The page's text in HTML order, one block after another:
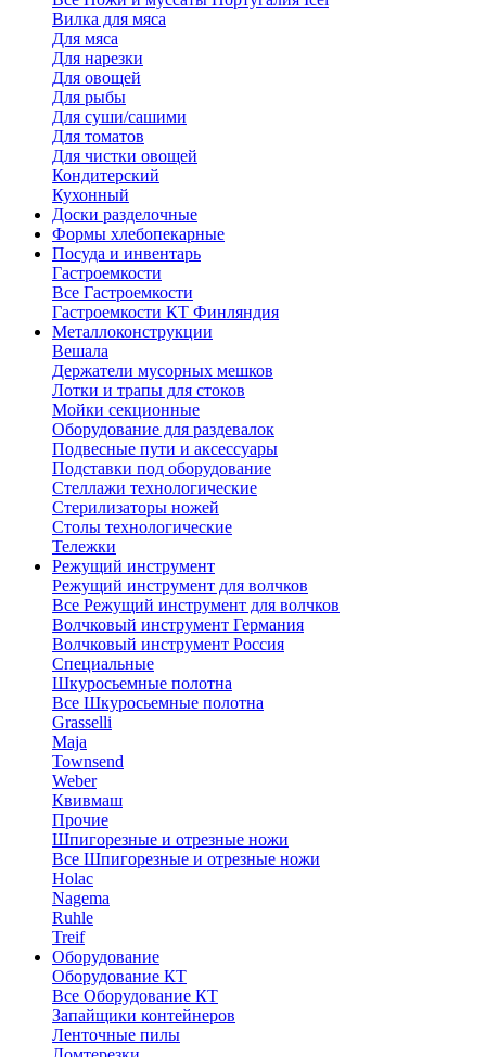
Вилка для мяса
Для мяса
Для нарезки
Для овощей
Для рыбы
Для суши/сашими
Для томатов
Для чистки овощей
Кондитерский
Кухонный
Доски разделочные
Формы хлебопекарные
Посуда и инвентарь
Гастроемкости
Все Гастроемкости
Гастроемкости КТ Финляндия
Металлоконструкции
Вешала
Держатели мусорных мешков
Лотки и трапы для стоков
Мойки секционные
Оборудование для раздевалок
Подвесные пути и аксессуары
Подставки под оборудование
Стеллажи технологические
Стерилизаторы ножей
Столы технологические
Тележки
Режущий инструмент
Режущий инструмент для волчков
Все Режущий инструмент для волчков
Волчковый инструмент Германия
Волчковый инструмент Россия
Специальные
Шкуросьемные полотна
Все Шкуросьемные полотна
Grasselli
Maja
Townsend
Weber
Квивмаш
Прочие
Шпигорезные и отрезные ножи
Все Шпигорезные и отрезные ножи
Holac
Nagema
Ruhle
Treif
Оборудование
Оборудование КТ
Все Оборудование КТ
Запайщики контейнеров
Ленточные пилы